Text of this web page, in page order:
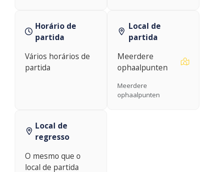
Horário de
partida
Vários horários de
partida
Local de
partida
Meerdere
ophaalpunten
Meerdere
ophaalpunten
Local de
regresso
O mesmo que o
local de partida